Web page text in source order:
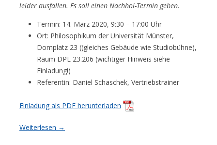
leider ausfallen. Es soll einen Nachhol-Termin geben.
Termin: 14. März 2020, 9:30 – 17:00 Uhr
Ort: Philosophikum der Universität Münster,
Domplatz 23 ((gleiches Gebäude wie Studiobühne),
Raum DPL 23.206 (wichtiger Hinweis siehe
Einladung!)
Referentin: Daniel Schaschek, Vertriebstrainer
Einladung als PDF herunterladen
Weiterlesen →